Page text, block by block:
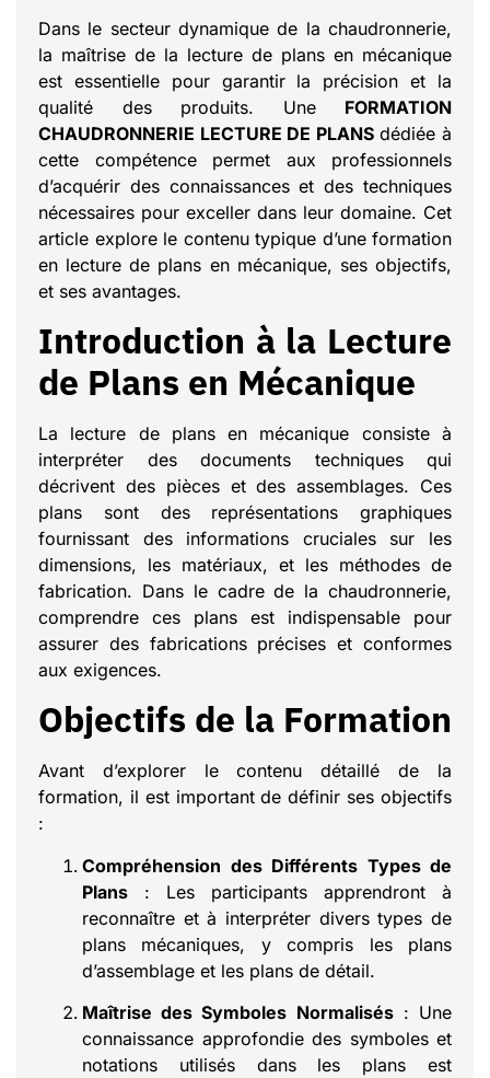
Dans le secteur dynamique de la chaudronnerie,
la maîtrise de la lecture de plans en mécanique
est essentielle pour garantir la précision et la
qualité des produits. Une FORMATION
CHAUDRONNERIE LECTURE DE PLANSdédiée à
cette compétence permet aux professionnels
d’acquérir des connaissances et des techniques
nécessaires pour exceller dans leur domaine. Cet
article explore le contenu typique d’une formation
en lecture de plans en mécanique, ses objectifs,
et ses avantages.
Introduction à la Lecture
de Plans en Mécanique
La lecture de plans en mécanique consiste à
interpréter des documents techniques qui
décrivent des pièces et des assemblages. Ces
plans sont des représentations graphiques
fournissant des informations cruciales sur les
dimensions, les matériaux, et les méthodes de
fabrication. Dans le cadre de la chaudronnerie,
comprendre ces plans est indispensable pour
assurer des fabrications précises et conformes
aux exigences.
Objectifs de la Formation
Avant d’explorer le contenu détaillé de la
formation, il est important de définir ses objectifs
:
Compréhension des Différents Types de
Plans : Les participants apprendront à
reconnaître et à interpréter divers types de
plans mécaniques, y compris les plans
d’assemblage et les plans de détail.
Maîtrise des Symboles Normalisés: Une
connaissance approfondie des symboles et
notations utilisés dans les plans est